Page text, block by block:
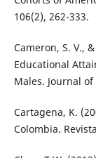
106(2), 262-333.
Cameron, S. V.,
Educational
Males. Journal
Cartagena, K.
Colombia.